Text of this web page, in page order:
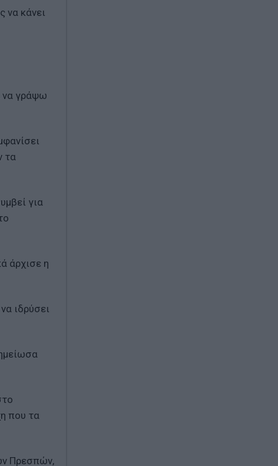
να κάνει
να γράψω
τα
για
άρχισε η
ιδρύσει
που τα
Πρεσπών,